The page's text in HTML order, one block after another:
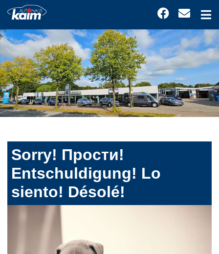
Sorry! Прости!
Entschuldigung! Lo
siento! Désolé!